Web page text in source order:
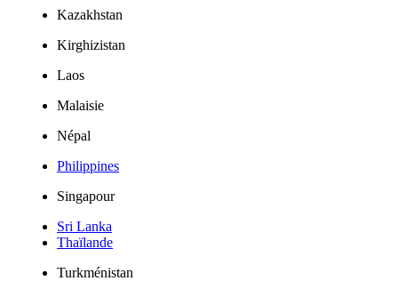
Kazakhstan
Kirghizistan
Laos
Malaisie
Népal
Philippines
Singapour
Sri Lanka
Thaïlande
Turkménistan